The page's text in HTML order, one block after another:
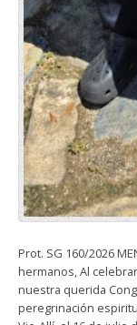
Prot. SG 160/2026
hermanos, Al
nuestra querida
peregrinación